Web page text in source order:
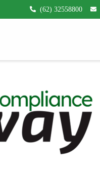
(62) 32558800